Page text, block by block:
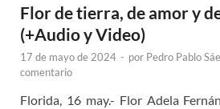
Flor de tierra, de amor y
(+Audio y Video)
17 de mayo de 2024 - por Pedro Pablo
comentario
Florida, 16 may.- Flor Adela